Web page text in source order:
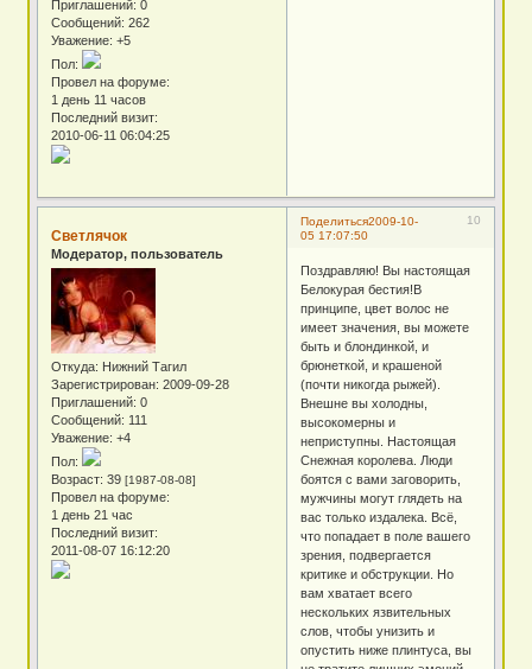
Приглашений: 0
Сообщений: 262
Уважение: +5
Пол:
Провел на форуме:
1 день 11 часов
Последний визит:
2010-06-11 06:04:25
Поделиться 10
2009-10-
05 17:07:50
Светлячок
Модератор, пользователь
Откуда: Нижний Тагил
Зарегистрирован: 2009-09-28
Приглашений: 0
Сообщений: 111
Уважение: +4
Пол:
Возраст: 39[1987-08-08]
Провел на форуме:
1 день 21 час
Последний визит:
2011-08-07 16:12:20
Поздравляю! Вы настоящая
Белокурая бестия!В
принципе, цвет волос не
имеет значения, вы можете
быть и блондинкой, и
брюнеткой, и крашеной
(почти никогда рыжей).
Внешне вы холодны,
высокомерны и
неприступны. Настоящая
Снежная королева. Люди
боятся с вами заговорить,
мужчины могут глядеть на
вас только издалека. Всё,
что попадает в поле вашего
зрения, подвергается
критике и обструкции. Но
вам хватает всего
нескольких язвительных
слов, чтобы унизить и
опустить ниже плинтуса, вы